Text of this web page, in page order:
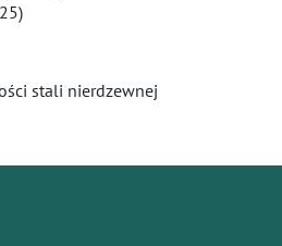
stali nierdzewnej